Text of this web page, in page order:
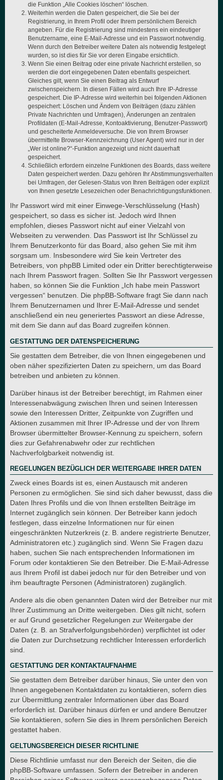
die Funktion „Alle Cookies löschen“ löschen.
Weiterhin werden die Daten gespeichert, die Sie bei der
Registrierung, in Ihrem Profil oder Ihrem persönlichem Bereich
angeben. Für die Registrierung sind mindestens ein eindeutiger
Benutzername, eine E-Mail-Adresse und ein Passwort notwendig.
Wenn durch den Betreiber weitere Daten als notwendig festgelegt
wurden, so ist dies für Sie vor deren Eingabe ersichtlich.
Wenn Sie einen Beitrag oder eine private Nachricht erstellen, so
werden die dort eingegebenen Daten ebenfalls gespeichert.
Gleiches gilt, wenn Sie einen Beitrag als Entwurf
zwischenspeichern. In diesen Fällen wird auch Ihre IP-Adresse
gespeichert. Die IP-Adresse wird weiterhin bei folgenden Aktionen
gespeichert: Löschen und Ändern von Beiträgen (dazu zählen
Private Nachrichten und Umfragen), Änderungen an zentralen
Profildaten (E-Mail-Adresse, Kontoaktivierung, Benutzer-Passwort)
und gescheiterte Anmeldeversuche. Die von Ihrem Browser
übermittelte Browser-Kennzeichnung (User Agent) wird nur in der
„Wer ist online?“-Funktion angezeigt und nicht dauerhaft
gespeichert.
Schließlich erfordern einzelne Funktionen des Boards, dass weitere
Daten gespeichert werden. Dazu gehören Ihr Abstimmungsverhalten
bei Umfragen, der Gelesen-Status von Ihren Beiträgen oder explizit
von Ihnen gesetzte Lesezeichen oder Benachrichtigungsfunktionen.
Ihr Passwort wird mit einer Einwege-Verschlüsselung (Hash)
gespeichert, so dass es sicher ist. Jedoch wird Ihnen
empfohlen, dieses Passwort nicht auf einer Vielzahl von
Webseiten zu verwenden. Das Passwort ist Ihr Schlüssel zu
Ihrem Benutzerkonto für das Board, also gehen Sie mit ihm
sorgsam um. Insbesondere wird Sie kein Vertreter des
Betreibers, von phpBB Limited oder ein Dritter berechtigterweise
nach Ihrem Passwort fragen. Sollten Sie Ihr Passwort vergessen
haben, so können Sie die Funktion „Ich habe mein Passwort
vergessen“ benutzen. Die phpBB-Software fragt Sie dann nach
Ihrem Benutzernamen und Ihrer E-Mail-Adresse und sendet
anschließend ein neu generiertes Passwort an diese Adresse,
mit dem Sie dann auf das Board zugreifen können.
GESTATTUNG DER DATENSPEICHERUNG
Sie gestatten dem Betreiber, die von Ihnen eingegebenen und
oben näher spezifizierten Daten zu speichern, um das Board
betreiben und anbieten zu können.
Darüber hinaus ist der Betreiber berechtigt, im Rahmen einer
Interessenabwägung zwischen Ihren und seinen Interessen
sowie den Interessen Dritter, Zeitpunkte von Zugriffen und
Aktionen zusammen mit Ihrer IP-Adresse und der von Ihrem
Browser übermittelter Browser-Kennung zu speichern, sofern
dies zur Gefahrenabwehr oder zur rechtlichen
Nachverfolgbarkeit notwendig ist.
REGELUNGEN BEZÜGLICH DER WEITERGABE IHRER DATEN
Zweck eines Boards ist es, einen Austausch mit anderen
Personen zu ermöglichen. Sie sind sich daher bewusst, dass die
Daten Ihres Profils und die von Ihnen erstellten Beiträge im
Internet zugänglich sein können. Der Betreiber kann jedoch
festlegen, dass einzelne Informationen nur für einen
eingeschränkten Nutzerkreis (z. B. andere registrierte Benutzer,
Administratoren etc.) zugänglich sind. Wenn Sie Fragen dazu
haben, suchen Sie nach entsprechenden Informationen im
Forum oder kontaktieren Sie den Betreiber. Die E-Mail-Adresse
aus Ihrem Profil ist dabei jedoch nur für den Betreiber und von
ihm beauftragte Personen (Administratoren) zugänglich.
Andere als die oben genannten Daten wird der Betreiber nur mit
Ihrer Zustimmung an Dritte weitergeben. Dies gilt nicht, sofern
er auf Grund gesetzlicher Regelungen zur Weitergabe der
Daten (z. B. an Strafverfolgungsbehörden) verpflichtet ist oder
die Daten zur Durchsetzung rechtlicher Interessen erforderlich
sind.
GESTATTUNG DER KONTAKTAUFNAHME
Sie gestatten dem Betreiber darüber hinaus, Sie unter den von
Ihnen angegebenen Kontaktdaten zu kontaktieren, sofern dies
zur Übermittlung zentraler Informationen über das Board
erforderlich ist. Darüber hinaus dürfen er und andere Benutzer
Sie kontaktieren, sofern Sie dies in Ihrem persönlichen Bereich
gestattet haben.
GELTUNGSBEREICH DIESER RICHTLINIE
Diese Richtlinie umfasst nur den Bereich der Seiten, die die
phpBB-Software umfassen. Sofern der Betreiber in anderen